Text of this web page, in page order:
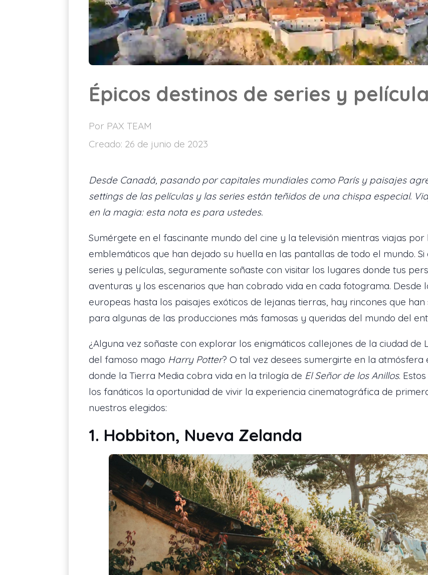
Épicos destinos de series y
Por PAX TEAM
Creado: 26 de junio de 2023
Desde Canadá, pasando por capitales mundiales como París y paisajes
settings de las películas y las series están teñidos de una chispa especial.
en la magia: esta nota es para ustedes.
Sumérgete en el fascinante mundo del cine y la televisión mientras viajas
emblemáticos que han dejado su huella en las pantallas de todo el mundo.
series y películas, seguramente soñaste con visitar los lugares donde tus
aventuras y los escenarios que han cobrado vida en cada fotograma. Desde
europeas hasta los paisajes exóticos de lejanas tierras, hay rincones que
para algunas de las producciones más famosas y queridas del mundo del
¿Alguna vez soñaste con explorar los enigmáticos callejones de la ciudad de
del famoso mago Harry Potter? O tal vez desees sumergirte en la
donde la Tierra Media cobra vida en la trilogía de El Señor de los Anillos.
los fanáticos la oportunidad de vivir la experiencia cinematográfica de
nuestros elegidos:
1. Hobbiton, Nueva Zelanda